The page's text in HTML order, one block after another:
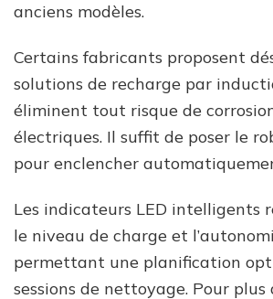
anciens modèles.
Certains fabricants proposent
solutions de recharge par
éliminent tout risque de
électriques. Il suffit de poser le
pour enclencher
Les indicateurs LED intelligents
le niveau de charge et
permettant une planification
sessions de nettoyage. Pour